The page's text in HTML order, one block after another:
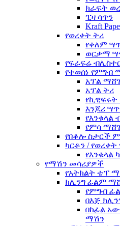
ክራፍት
ፒዛ ሳጥን
Kraft
የወረቀት ትሪ
የቀለም
ወርቃማ
የፍራፍሬ
የተወሰነ የምግብ
አፕል
አፕል ትሪ
እንጆሪ
የእንቁላል
የምሳ
የበቆሎ ስታርች
ካርቶን /
የእንቁላል
የማሽን መሳሪያዎች
የአትክልት ቴፕ
ክሊንግ ፊልም
የምግብ
በእጅ
በከፊል
ማሽን